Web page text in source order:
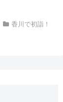
香川で初詣！